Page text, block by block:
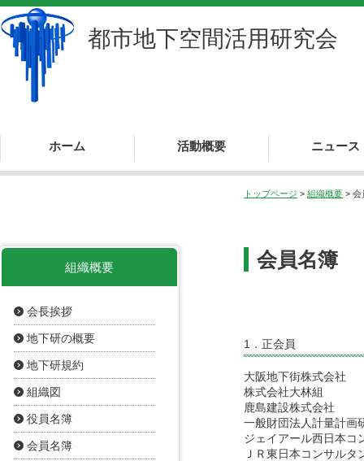
都市地下空間活用研究会
ホーム 活動概要 ニュース
トップページ > 組織概要 > 会
会員名簿
1．正会員
大阪地下街株式会社
株式会社大林組
鹿島建設株式会社
一般財団法人計量計画
ジェイアール西日本コ
ＪＲ東日本コンサルタ
組織概要
会長挨拶
地下研の概要
地下研規約
組織図
役員名簿
会員名簿